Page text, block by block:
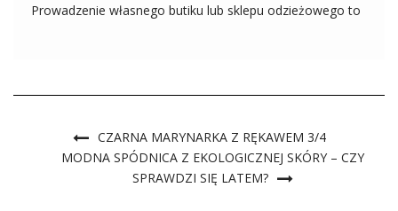
Prowadzenie własnego butiku lub sklepu odzieżowego to
CZARNA MARYNARKA Z RĘKAWEM 3/4
MODNA SPÓDNICA Z EKOLOGICZNEJ SKÓRY – CZY
SPRAWDZI SIĘ LATEM?